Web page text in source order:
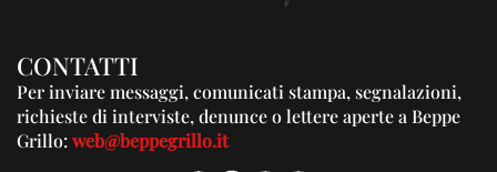
CONTATTI
Per inviare messaggi, comunicati stampa, segnalazioni,
richieste di interviste, denunce o lettere aperte a Beppe
Grillo:web@beppegrillo.it